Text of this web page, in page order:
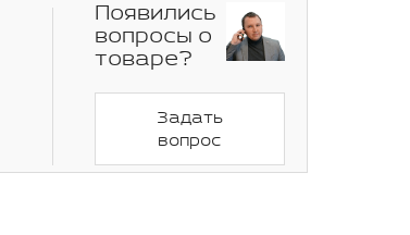
Появились
вопросы о
товаре?
Задать
вопрос